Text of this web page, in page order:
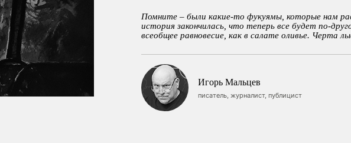
Помните – были какие-то фукуямы, которые нам
история закончилась, что теперь все будет по-
всеобщее равновесие, как в салате оливье. Черта
Игорь Мальцев
писатель, журналист, публицист